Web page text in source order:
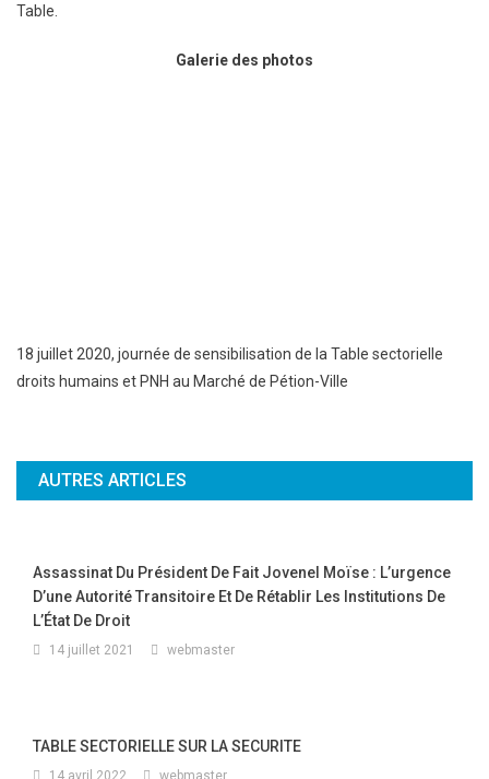
Table.
Galerie des photos
18 juillet 2020, journée de sensibilisation de la Table sectorielle
droits humains et PNH au Marché de Pétion-Ville
AUTRES ARTICLES
Assassinat Du Président De Fait Jovenel Moïse : L’urgence
D’une Autorité Transitoire Et De Rétablir Les Institutions De
L’État De Droit
14 juillet 2021 webmaster
TABLE SECTORIELLE SUR LA SECURITE
14 avril 2022 webmaster